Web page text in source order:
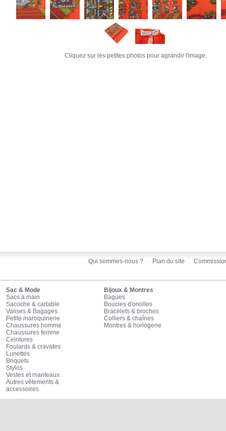
Cliquez sur les petites photos pour agrandir l'image.
Qui sommes-nous ? Plan du site
Sac & Mode
Sacs à main
Sacoche & cartable
Valises & Bagages
Petite maroquinerie
Chaussures homme
Chaussures femme
Ceintures
Foulards & cravates
Lunettes
Briquets
Stylos
Vestes et manteaux
Autres vêtements &
accessoires
Bijoux & Montres
Bagues
Boucles d'oreilles
Bracelets & broches
Colliers & chaînes
Montres & horlogerie